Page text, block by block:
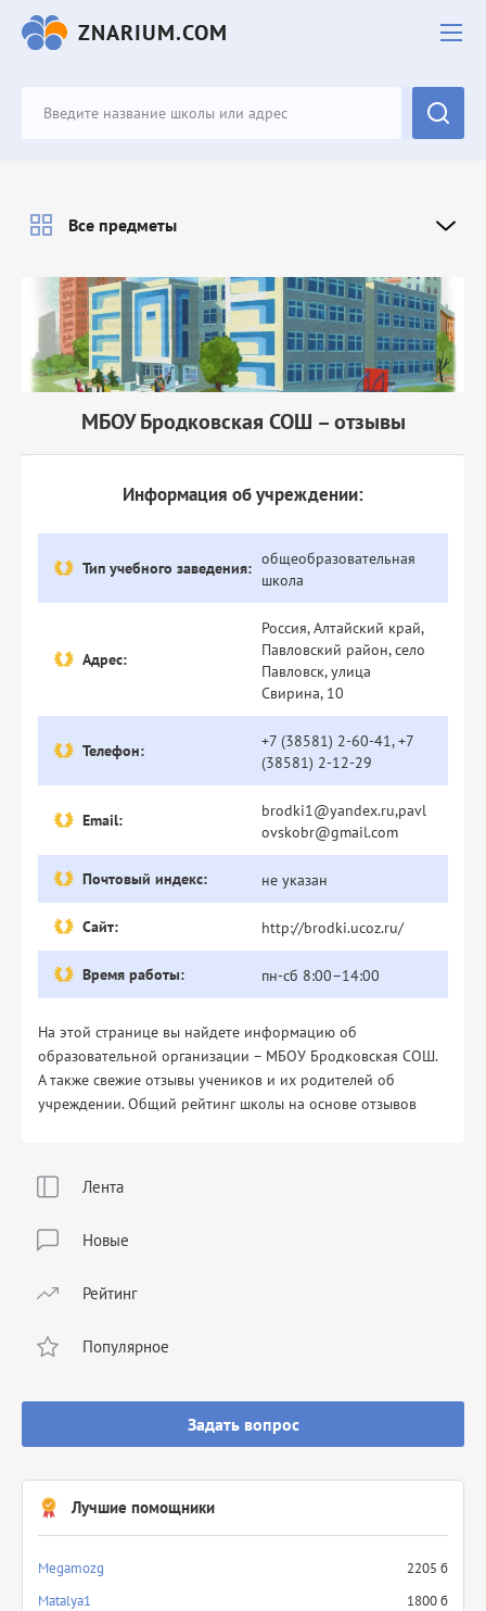
ZNARIUM.COM
Лента
Новые
Рейтинг
Популярное
Задать вопрос
Лучшие помощники
Megamozg
2205 б
Matalya1
1800 б
МБОУ Бродковская СОШ – отзывы
Информация об учреждении:
Тип учебного заведения: общеобразовательная
школа
Адрес:
Россия, Алтайский край,
Павловский район, село
Павловск, улица
Свирина, 10
Телефон:
+7 (38581) 2-60-41, +7
(38581) 2-12-29
Email:
brodki1@yandex.ru,pavl
ovskobr@gmail.com
Почтовый индекс: не указан
Сайт: http://brodki.ucoz.ru/
Время работы: пн-сб 8:00–14:00
На этой странице вы найдете информацию об
образовательной организации – МБОУ Бродковская СОШ.
А также свежие отзывы учеников и их родителей об
учреждении. Общий рейтинг школы на основе отзывов
Все предметы